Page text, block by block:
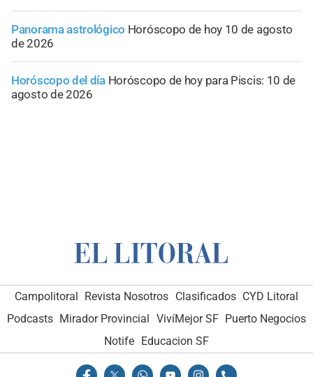
Panorama astrológico Horóscopo de hoy 10 de agosto
de 2026
Horóscopo del día Horóscopo de hoy para Piscis: 10 de
agosto de 2026
Campolitoral Revista Nosotros Clasificados CYD Litoral
Podcasts Mirador Provincial VivíMejor SF Puerto Negocios
Notife
Educacion SF